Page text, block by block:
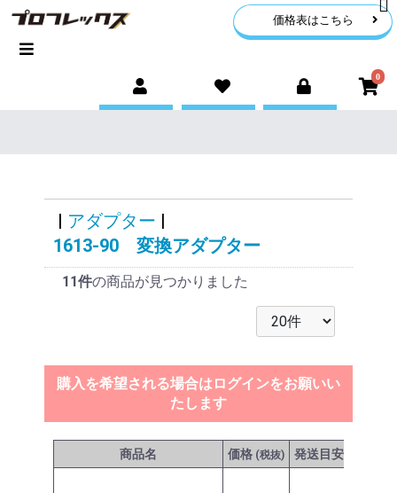
価格表はこちら
0
| アダプター |
1613-90 変換アダプター
11件の商品が見つかりました
購入を希望される場合はログインをお願いい
たします
商品名 価格 (税抜) 発送目安